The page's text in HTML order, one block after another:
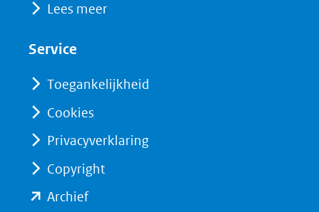
in
(verwijst
een
andere
website)
(verwijst
andere
Lees meer
Service
Toegankelijkheid
Cookies
Privacyverklaring
Copyright
Archief(opent